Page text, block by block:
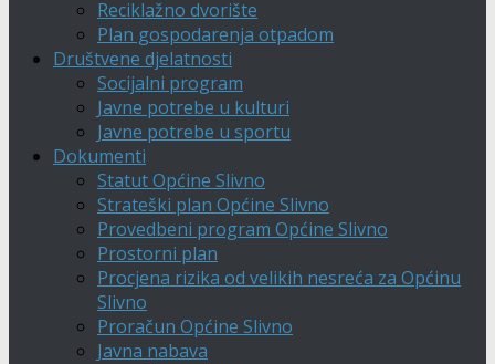
Reciklažno dvorište
Plan gospodarenja otpadom
Društvene djelatnosti
Socijalni program
Javne potrebe u kulturi
Javne potrebe u sportu
Dokumenti
Statut Općine Slivno
Strateški plan Općine Slivno
Provedbeni program Općine Slivno
Prostorni plan
Procjena rizika od velikih nesreća za Općinu
Slivno
Proračun Općine Slivno
Javna nabava